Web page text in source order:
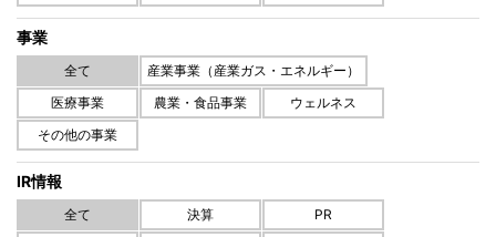
事業
全て
産業事業（産業ガス・エネルギー）
医療事業
農業・食品事業
ウェルネス
その他の事業
IR情報
全て 決算
PR